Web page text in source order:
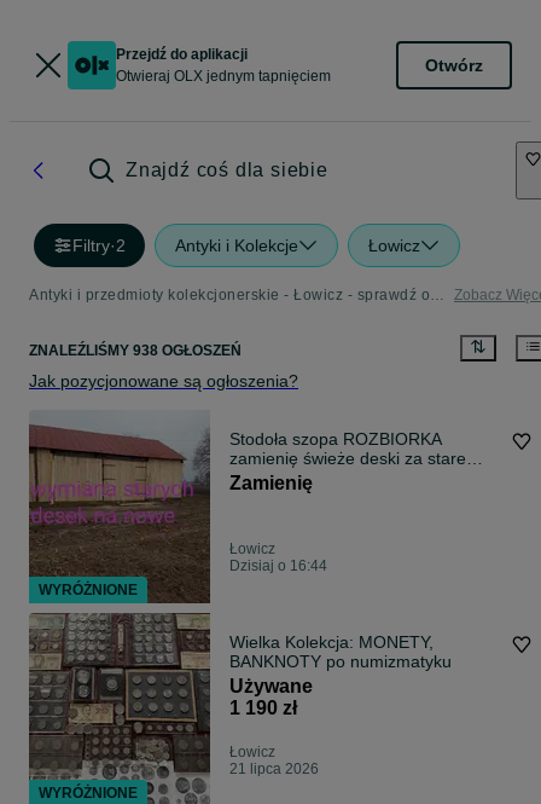
Przejdź do aplikacji
Otwieraj OLX jednym tapnięciem
Otwórz
Znajdź coś dla siebie
Filtry·2 Antyki i Kolekcje Łowicz
Antyki i przedmioty kolekcjonerskie - Łowicz - sprawdź ogłoszenia w Twojej okolicy Zobacz
ZNALEŹLIŚMY 938 OGŁOSZEŃ
Jak pozycjonowane są ogłoszenia?
Stodoła szopa ROZBIORKA
zamienię świeże deski za stare
deski
Zamienię
Łowicz
Dzisiaj o 16:44
Wielka Kolekcja: MONETY,
BANKNOTY po numizmatyku
Używane
1 190 zł
Łowicz
21 lipca 2026
WYRÓŻNIONE
WYRÓŻNIONE